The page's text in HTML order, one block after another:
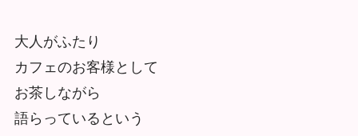
大人がふたり
カフェのお客様として
お茶しながら
語らっているという